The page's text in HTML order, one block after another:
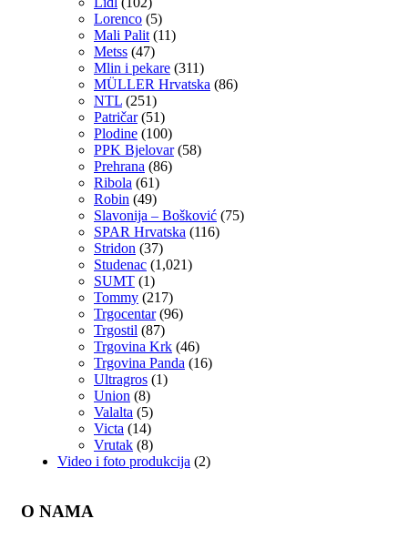
Lorenco (5)
Mali Palit (11)
Metss (47)
Mlin i pekare (311)
MÜLLER Hrvatska (86)
NTL (251)
Patričar(51)
Plodine (100)
PPK Bjelovar(58)
Prehrana (86)
Ribola (61)
Robin (49)
Slavonija – Bošković (75)
SPAR Hrvatska (116)
Stridon (37)
Studenac (1,021)
SUMT (1)
Tommy (217)
Trgocentar(96)
Trgostil (87)
Trgovina Krk (46)
Trgovina Panda (16)
Ultragros (1)
Union (8)
Valalta (5)
Victa (14)
Vrutak (8)
Video i foto produkcija (2)
O NAMA